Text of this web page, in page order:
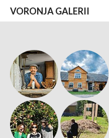
VORONJA GALERII